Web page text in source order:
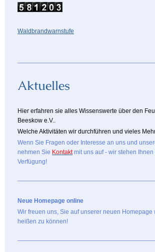
Waldbrandwarnstufe
Aktuelles
Hier erfahren sie alles Wissenswerte über den
Beeskow e.V..
Welche Aktivitäten wir durchführen und vieles
Wenn Sie Fragen oder Interesse an uns und
nehmen Sie Kontaktmit uns auf - wir stehen Ihnen
Verfügung!
Neue Homepage online
Wir freuen uns, Sie auf unserer neuen Homepage
heißen zu können!